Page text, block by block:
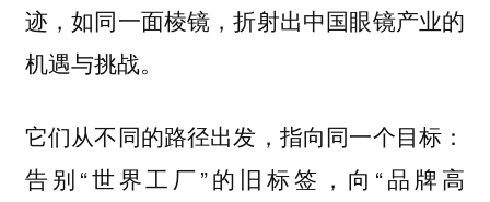
迹，如同一面棱镜，折射出中国眼镜产业的
机遇与挑战。
它们从不同的路径出发，指向同一个目标：
告别“世界工厂”的旧标签，向“品牌高